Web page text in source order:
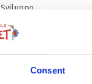
Consent
Sviluppo
il più alto
of Natural
pertanto, un